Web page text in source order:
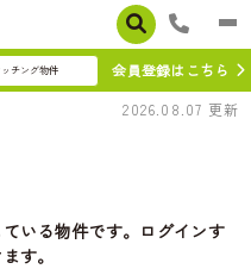
ッチング物件
会員登録はこちら
2026.08.07 更新
いる物件です。ログインす
す。